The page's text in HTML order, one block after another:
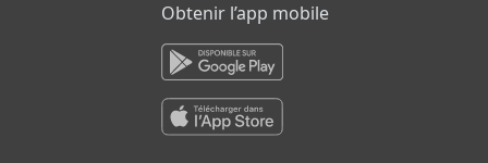
Obtenir l’app mobile